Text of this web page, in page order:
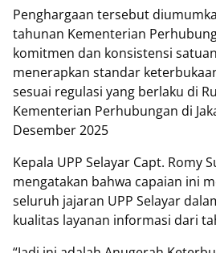
‎Penghargaan tersebut
tahunan Kementerian
komitmen dan konsistensi
menerapkan standar
sesuai regulasi yang berlaku di
Kementerian Perhubungan di
Desember 2025
‎Kepala UPP Selayar Capt. Romy
mengatakan bahwa capaian ini
seluruh jajaran UPP Selayar
kualitas layanan informasi dari